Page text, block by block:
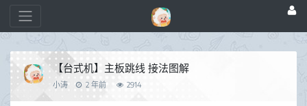
【台式机】主板跳线 接法图解
小涛 2 年前 2914